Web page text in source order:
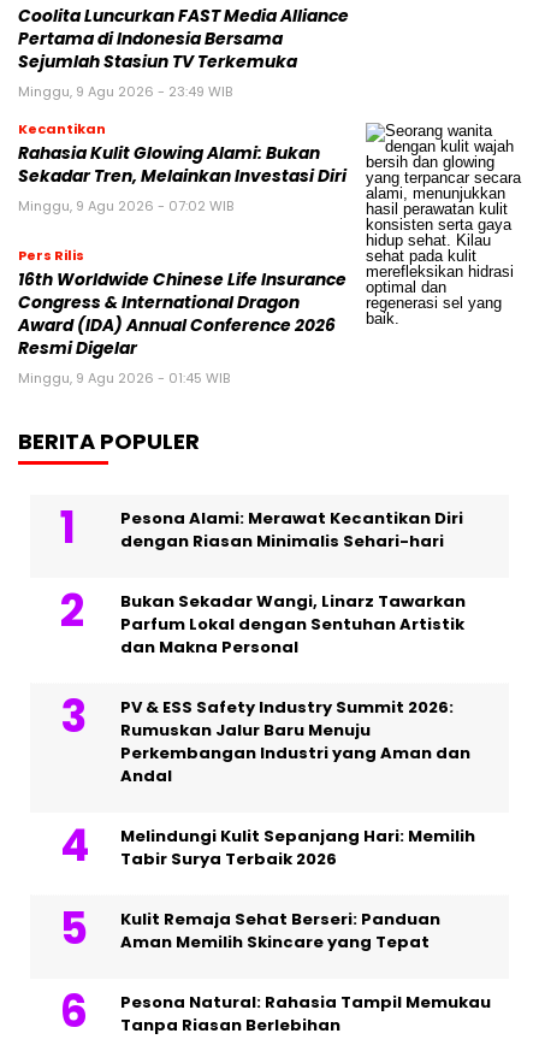
Coolita Luncurkan FAST Media Alliance
Pertama di Indonesia Bersama
Sejumlah Stasiun TV Terkemuka
Minggu, 9 Agu 2026 - 23:49 WIB
Kecantikan
Rahasia Kulit Glowing Alami: Bukan
Sekadar Tren, Melainkan Investasi Diri
Minggu, 9 Agu 2026 - 07:02 WIB
Pers Rilis
16th Worldwide Chinese Life Insurance
Congress & International Dragon
Award (IDA) Annual Conference 2026
Resmi Digelar
Minggu, 9 Agu 2026 - 01:45 WIB
BERITA POPULER
Pesona Alami: Merawat Kecantikan Diri
dengan Riasan Minimalis Sehari-hari
Bukan Sekadar Wangi, Linarz Tawarkan
Parfum Lokal dengan Sentuhan Artistik
dan Makna Personal
PV & ESS Safety Industry Summit 2026:
Rumuskan Jalur Baru Menuju
Perkembangan Industri yang Aman dan
Andal
Melindungi Kulit Sepanjang Hari: Memilih
Tabir Surya Terbaik 2026
Kulit Remaja Sehat Berseri: Panduan
Aman Memilih Skincare yang Tepat
Pesona Natural: Rahasia Tampil Memukau
Tanpa Riasan Berlebihan